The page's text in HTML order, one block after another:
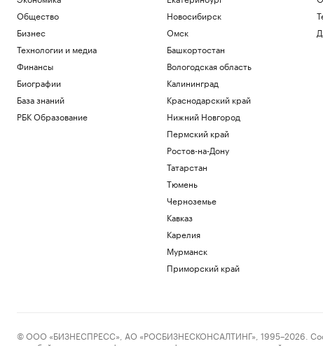
Общество
Бизнес
Технологии и медиа
Финансы
Биографии
База знаний
РБК Образование
Новосибирск
Омск
Башкортостан
Вологодская область
Калининград
Краснодарский край
Нижний Новгород
Пермский край
Ростов-на-Дону
Татарстан
Тюмень
Черноземье
Кавказ
Карелия
Мурманск
Приморский край
© ООО «БИЗНЕСПРЕСС», АО «РОСБИЗНЕСКОНСАЛТИНГ», 1995–2026.